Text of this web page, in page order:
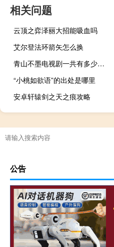
相关问题
云顶之弈泽丽大招能吸血吗
艾尔登法环箭矢怎么换
青山不墨电视剧一共有多少集（青山不墨电视剧）
“小桃如欲语”的出处是哪里
安卓轩辕剑之天之痕攻略
公告